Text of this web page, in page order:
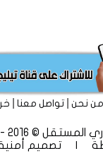
من نحن|تواصل معنا|
| تصميم